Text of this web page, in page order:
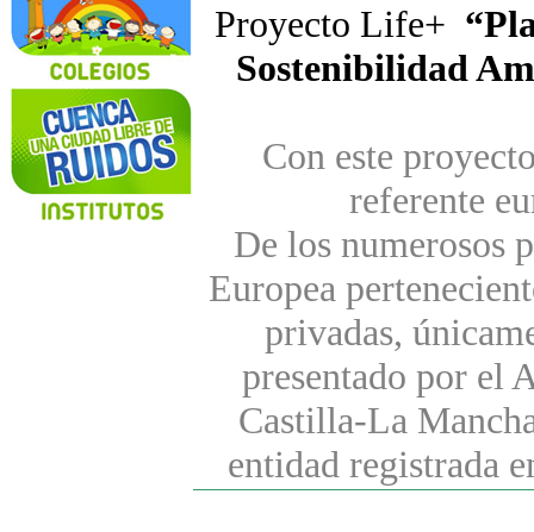
Proyecto Life+
Sostenibilidad
Con este
referente
De los numerosos
Europea
privadas,
presentado por el
Castilla-La
entidad registrada